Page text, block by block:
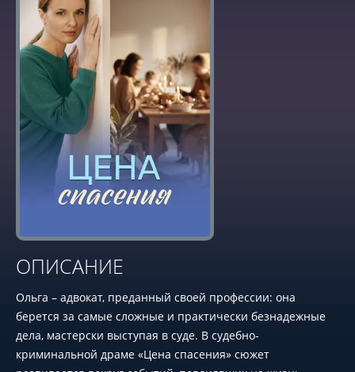
ОПИСАНИЕ
Ольга – адвокат, преданный своей профессии: она
берется за самые сложные и практически безнадежные
дела, мастерски выступая в суде. В судебно-
криминальной драме «Цена спасения» сюжет